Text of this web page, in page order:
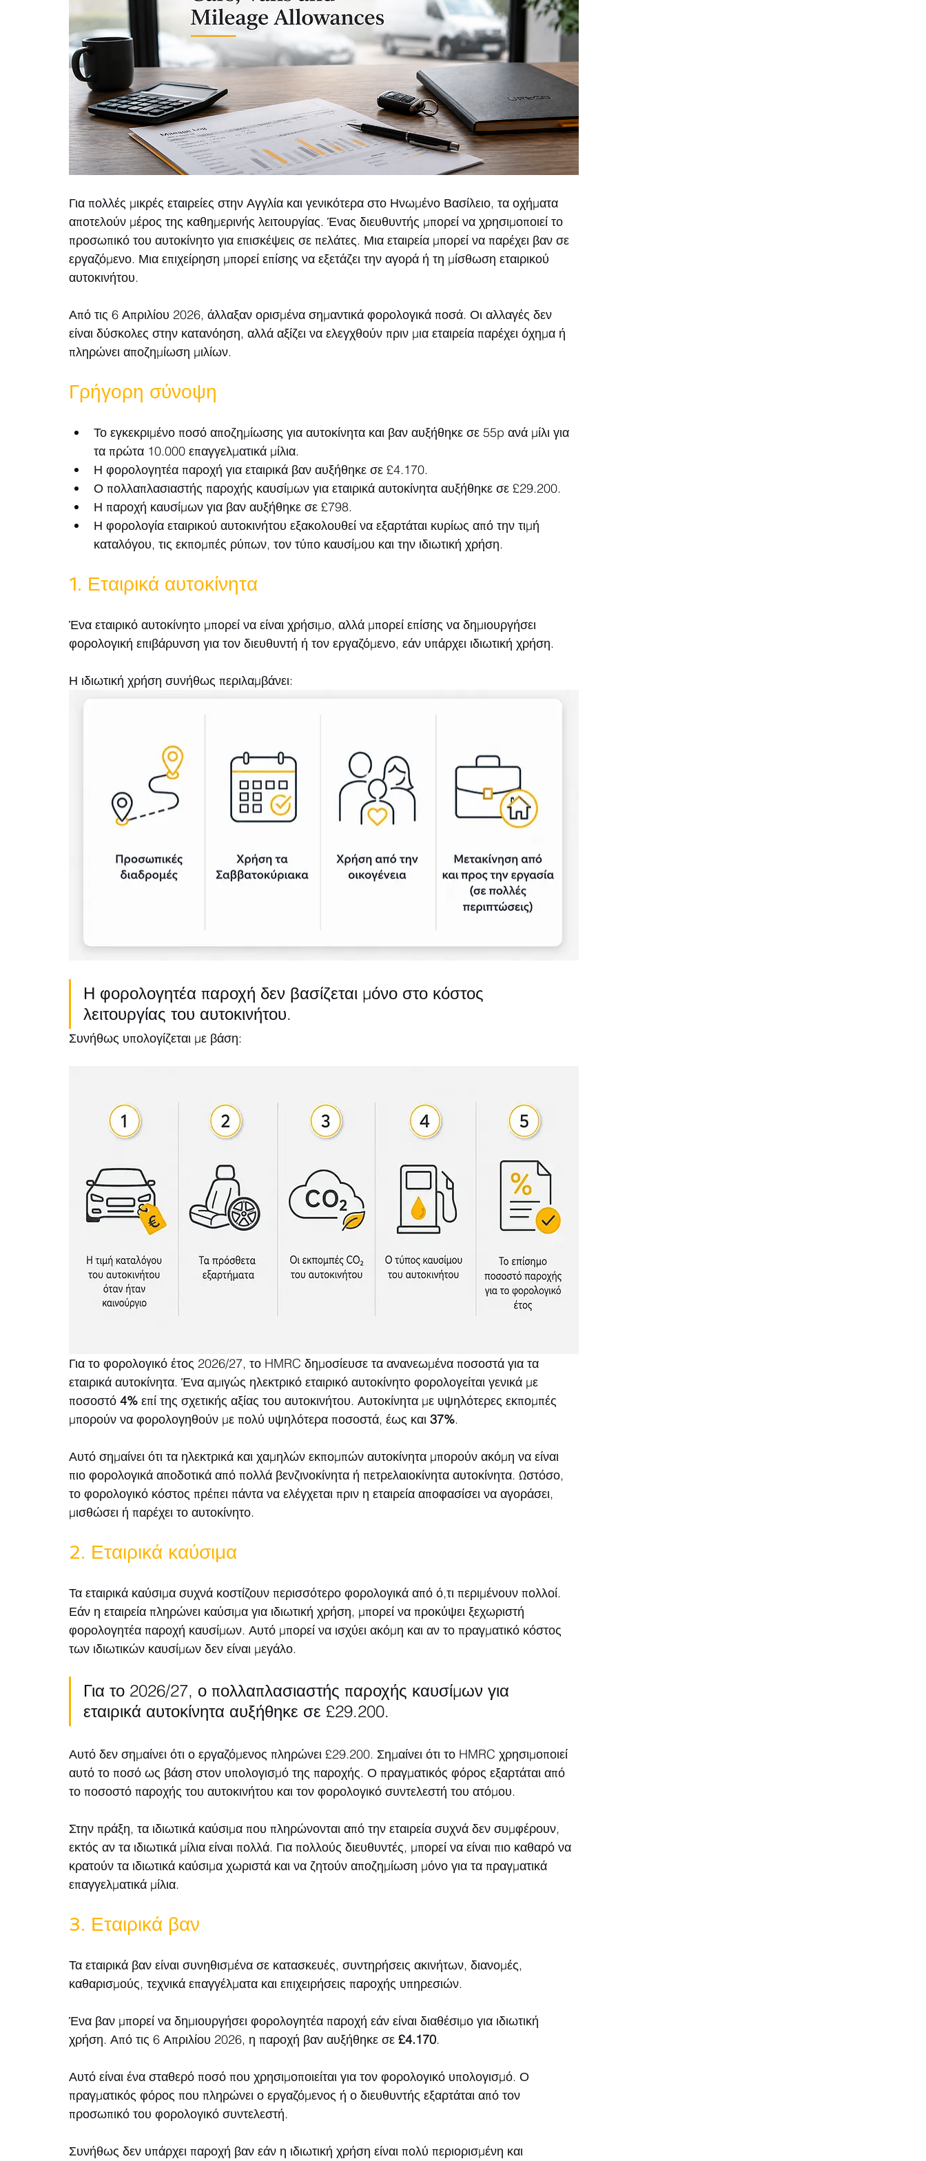
Για πολλές μικρές εταιρείες στην Αγγλία και γενικότερα στο Ηνωμένο Βασίλειο, τα οχήματα
αποτελούν μέρος της καθημερινής λειτουργίας. Ένας διευθυντής μπορεί να χρησιμοποιεί το
προσωπικό του αυτοκίνητο για επισκέψεις σε πελάτες. Μια εταιρεία μπορεί να παρέχει βαν σε
εργαζόμενο. Μια επιχείρηση μπορεί επίσης να εξετάζει την αγορά ή τη μίσθωση εταιρικού
αυτοκινήτου.
Από τις 6 Απριλίου 2026, άλλαξαν ορισμένα σημαντικά φορολογικά ποσά. Οι αλλαγές δεν
είναι δύσκολες στην κατανόηση, αλλά αξίζει να ελεγχθούν πριν μια εταιρεία παρέχει όχημα ή
πληρώνει αποζημίωση μιλίων.
Γρήγορη σύνοψη
Το εγκεκριμένο ποσό αποζημίωσης για αυτοκίνητα και βαν αυξήθηκε σε 55p ανά μίλι για
τα πρώτα 10.000 επαγγελματικά μίλια.
Η φορολογητέα παροχή για εταιρικά βαν αυξήθηκε σε £4.170.
Ο πολλαπλασιαστής παροχής καυσίμων για εταιρικά αυτοκίνητα αυξήθηκε σε £29.200.
Η παροχή καυσίμων για βαν αυξήθηκε σε £798.
Η φορολογία εταιρικού αυτοκινήτου εξακολουθεί να εξαρτάται κυρίως από την τιμή
καταλόγου, τις εκπομπές ρύπων, τον τύπο καυσίμου και την ιδιωτική χρήση.
1. Εταιρικά αυτοκίνητα
Ένα εταιρικό αυτοκίνητο μπορεί να είναι χρήσιμο, αλλά μπορεί επίσης να δημιουργήσει
φορολογική επιβάρυνση για τον διευθυντή ή τον εργαζόμενο, εάν υπάρχει ιδιωτική χρήση.
Η ιδιωτική χρήση συνήθως περιλαμβάνει:
Η φορολογητέα παροχή δεν βασίζεται μόνο στο κόστος
λειτουργίας του αυτοκινήτου.
Συνήθως υπολογίζεται με βάση:
Για το φορολογικό έτος 2026/27, το HMRC δημοσίευσε τα ανανεωμένα ποσοστά για τα
εταιρικά αυτοκίνητα. Ένα αμιγώς ηλεκτρικό εταιρικό αυτοκίνητο φορολογείται γενικά με
ποσοστό 4% επί της σχετικής αξίας του αυτοκινήτου. Αυτοκίνητα με υψηλότερες εκπομπές
μπορούν να φορολογηθούν με πολύ υψηλότερα ποσοστά, έως και 37%.
Αυτό σημαίνει ότι τα ηλεκτρικά και χαμηλών εκπομπών αυτοκίνητα μπορούν ακόμη να είναι
πιο φορολογικά αποδοτικά από πολλά βενζινοκίνητα ή πετρελαιοκίνητα αυτοκίνητα. Ωστόσο,
το φορολογικό κόστος πρέπει πάντα να ελέγχεται πριν η εταιρεία αποφασίσει να αγοράσει,
μισθώσει ή παρέχει το αυτοκίνητο.
2. Εταιρικά καύσιμα
Τα εταιρικά καύσιμα συχνά κοστίζουν περισσότερο φορολογικά από ό,τι περιμένουν πολλοί.
Εάν η εταιρεία πληρώνει καύσιμα για ιδιωτική χρήση, μπορεί να προκύψει ξεχωριστή
φορολογητέα παροχή καυσίμων. Αυτό μπορεί να ισχύει ακόμη και αν το πραγματικό κόστος
των ιδιωτικών καυσίμων δεν είναι μεγάλο.
Για το 2026/27, ο πολλαπλασιαστής παροχής καυσίμων για
εταιρικά αυτοκίνητα αυξήθηκε σε £29.200.
Αυτό δεν σημαίνει ότι ο εργαζόμενος πληρώνει £29.200. Σημαίνει ότι το HMRC χρησιμοποιεί
αυτό το ποσό ως βάση στον υπολογισμό της παροχής. Ο πραγματικός φόρος εξαρτάται από
το ποσοστό παροχής του αυτοκινήτου και τον φορολογικό συντελεστή του ατόμου.
Στην πράξη, τα ιδιωτικά καύσιμα που πληρώνονται από την εταιρεία συχνά δεν συμφέρουν,
εκτός αν τα ιδιωτικά μίλια είναι πολλά. Για πολλούς διευθυντές, μπορεί να είναι πιο καθαρό να
κρατούν τα ιδιωτικά καύσιμα χωριστά και να ζητούν αποζημίωση μόνο για τα πραγματικά
επαγγελματικά μίλια.
3. Εταιρικά βαν
Τα εταιρικά βαν είναι συνηθισμένα σε κατασκευές, συντηρήσεις ακινήτων, διανομές,
καθαρισμούς, τεχνικά επαγγέλματα και επιχειρήσεις παροχής υπηρεσιών.
Ένα βαν μπορεί να δημιουργήσει φορολογητέα παροχή εάν είναι διαθέσιμο για ιδιωτική
χρήση. Από τις 6 Απριλίου 2026, η παροχή βαν αυξήθηκε σε £4.170.
Αυτό είναι ένα σταθερό ποσό που χρησιμοποιείται για τον φορολογικό υπολογισμό. Ο
πραγματικός φόρος που πληρώνει ο εργαζόμενος ή ο διευθυντής εξαρτάται από τον
προσωπικό του φορολογικό συντελεστή.
Συνήθως δεν υπάρχει παροχή βαν εάν η ιδιωτική χρήση είναι πολύ περιορισμένη και